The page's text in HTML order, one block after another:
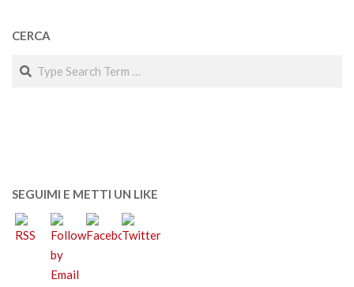
CERCA
Search
SEGUIMI E METTI UN LIKE